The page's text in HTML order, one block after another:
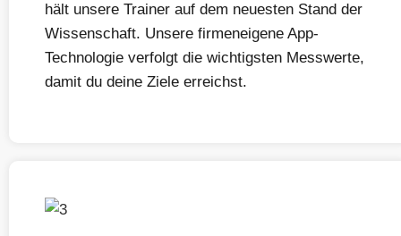
hält unsere Trainer auf dem neuesten Stand der
Wissenschaft. Unsere firmeneigene App-
Technologie verfolgt die wichtigsten Messwerte,
damit du deine Ziele erreichst.